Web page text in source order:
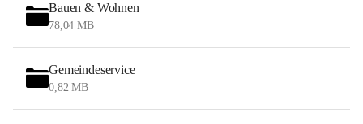
Bauen & Wohnen
78,04 MB
Gemeindeservice
0,82 MB